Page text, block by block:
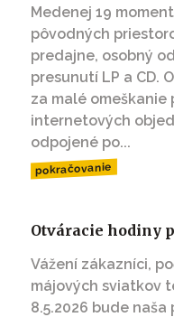
Medenej 19
pôvodných
predajne, osobný
presunutí LP a CD.
za malé omeškanie
internetových
odpojené po...
pokračovanie
Otváracie hodiny
Vážení zákazníci,
májových sviatkov
8.5.2026 bude